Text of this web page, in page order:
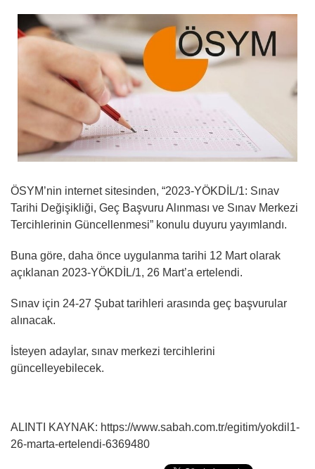
ÖSYM’nin internet sitesinden, “2023-YÖKDİL/1: Sınav
Tarihi Değişikliği, Geç Başvuru Alınması ve Sınav Merkezi
Tercihlerinin Güncellenmesi” konulu duyuru yayımlandı.
Buna göre, daha önce uygulanma tarihi 12 Mart olarak
açıklanan 2023-YÖKDİL/1, 26 Mart’a ertelendi.
Sınav için 24-27 Şubat tarihleri arasında geç başvurular
alınacak.
İsteyen adaylar, sınav merkezi tercihlerini
güncelleyebilecek.
ALINTI KAYNAK: https://www.sabah.com.tr/egitim/yokdil1-
26-marta-ertelendi-6369480